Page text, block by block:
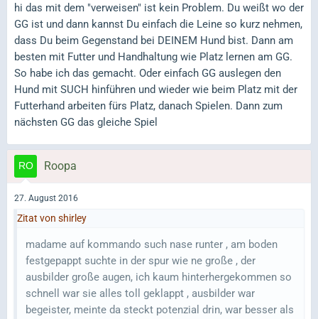
hi das mit dem "verweisen" ist kein Problem. Du weißt wo der
GG ist und dann kannst Du einfach die Leine so kurz nehmen,
dass Du beim Gegenstand bei DEINEM Hund bist. Dann am
besten mit Futter und Handhaltung wie Platz lernen am GG.
So habe ich das gemacht. Oder einfach GG auslegen den
Hund mit SUCH hinführen und wieder wie beim Platz mit der
Futterhand arbeiten fürs Platz, danach Spielen. Dann zum
nächsten GG das gleiche Spiel
Roopa
27. August 2016
Zitat von shirley
madame auf kommando such nase runter , am boden
festgepappt suchte in der spur wie ne große , der
ausbilder große augen, ich kaum hinterhergekommen so
schnell war sie alles toll geklappt , ausbilder war
begeister, meinte da steckt potenzial drin, war besser als